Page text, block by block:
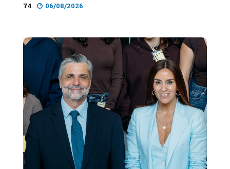
74 06/08/2026